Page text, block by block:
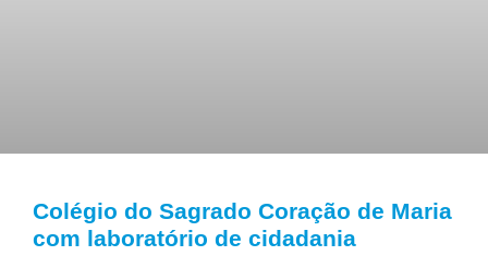
Colégio do Sagrado Coração de Maria
com laboratório de cidadania